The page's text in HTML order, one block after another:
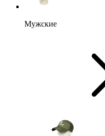
Мужские